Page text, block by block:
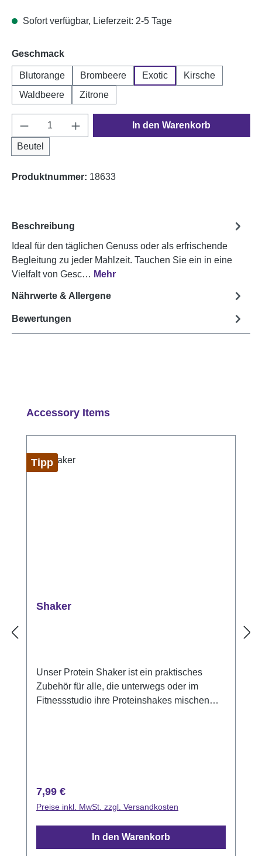
Sofort verfügbar, Lieferzeit: 2-5 Tage
Geschmackauswählen
Blutorange Brombeere Exotic
Kirsche
Waldbeere
Zitrone
Produkt Anzahl: Gib den gewünschten
Beutel
In den Warenkorb
Produktnummer: 18633
Beschreibung
Ideal für den täglichen Genuss oder als erfrischende
Begleitung zu jeder Mahlzeit. Tauchen Sie ein in eine
Vielfalt von Gesc… Mehr
Nährwerte & Allergene
Bewertungen
Produktgalerie überspringen
Accessory Items
Tipp
Shaker
Unser Protein Shaker ist ein praktisches
Zubehör für alle, die unterwegs oder im
Fitnessstudio ihre Proteinshakes mischen
reduzieren und die Umwelt zu schonen und
damit aktiv einen Beitrag zu leisten,
Plastikabfälle zu minimieren und Ihren
ökologischen Fußabdruck zu verringern.
Regulärer Preis:
7,99 €
Preise inkl. MwSt. zzgl. Versandkosten
In den Warenkorb